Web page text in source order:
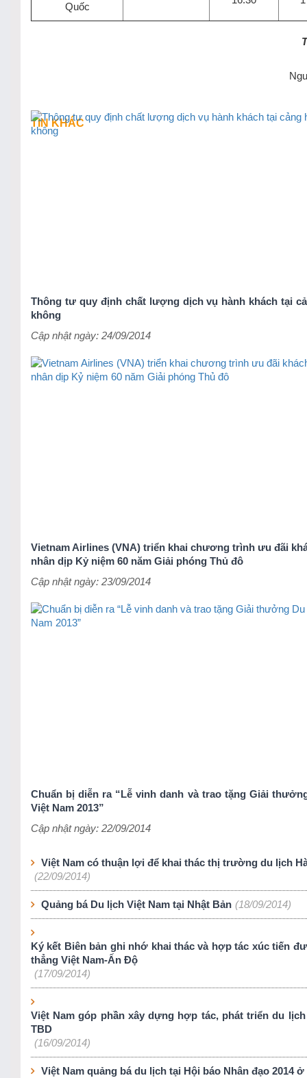
Quốc
TIN KHÁC
Thông tư quy định chất lượng dịch vụ hành khách tại
không
Cập nhật ngày: 24/09/2014
Vietnam Airlines (VNA) triển khai chương trình ưu đãi
nhân dịp Kỷ niệm 60 năm Giải phóng Thủ đô
Cập nhật ngày: 23/09/2014
Chuẩn bị diễn ra “Lễ vinh danh và trao tặng Giải
Việt Nam 2013”
Cập nhật ngày: 22/09/2014
Việt Nam có thuận lợi để khai thác thị trường du lịch
(22/09/2014)
Quảng bá Du lịch Việt Nam tại Nhật Bản (18/09/2014)
Ký kết Biên bản ghi nhớ khai thác và hợp tác xúc tiến
thẳng Việt Nam-Ấn Độ
(17/09/2014)
Việt Nam góp phần xây dựng hợp tác, phát triển du
TBD
(16/09/2014)
Việt Nam quảng bá du lịch tại Hội báo Nhân đạo 2014 ở